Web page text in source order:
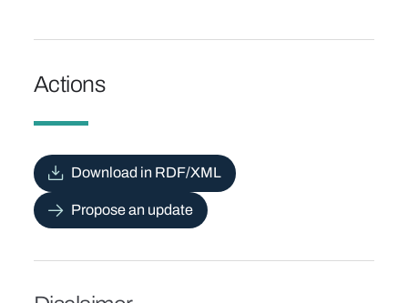
Actions
Download in RDF/XML
Propose an update